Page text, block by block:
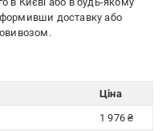
доставку або
Ціна
1 976 ₴